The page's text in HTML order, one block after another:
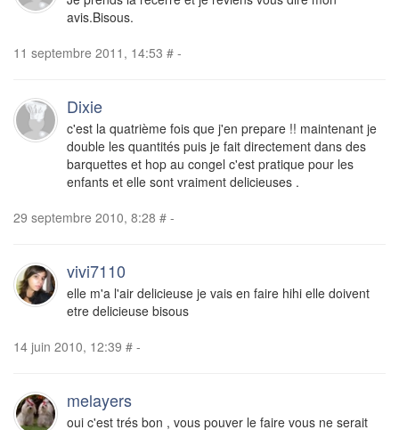
avis.Bisous.
11 septembre 2011, 14:53 # -
Dixie
c'est la quatrième fois que j'en prepare !! maintenant je
double les quantités puis je fait directement dans des
barquettes et hop au congel c'est pratique pour les
enfants et elle sont vraiment delicieuses .
29 septembre 2010, 8:28 # -
vivi7110
elle m'a l'air delicieuse je vais en faire hihi elle doivent
etre delicieuse bisous
14 juin 2010, 12:39 # -
melayers
oui c'est trés bon , vous pouver le faire vous ne serait